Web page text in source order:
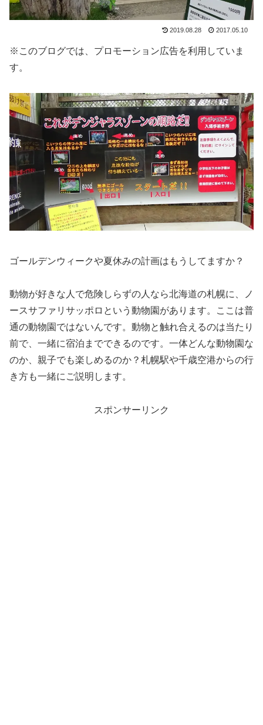
2019.08.28 2017.05.10
※このブログでは、プロモーション広告を利用していま
す。
ゴールデンウィークや夏休みの計画はもうしてますか？
動物が好きな人で危険しらずの人なら北海道の札幌に、
ノ
ースサファリサッポロ という動物園があります。ここは普
通の動物園ではないんです。動物と触れ合えるのは当たり
前で、一緒に宿泊までできるのです。一体どんな動物園な
のか、親子でも楽しめるのか？札幌駅や千歳空港からの行
き方も一緒にご説明します。
スポンサーリンク